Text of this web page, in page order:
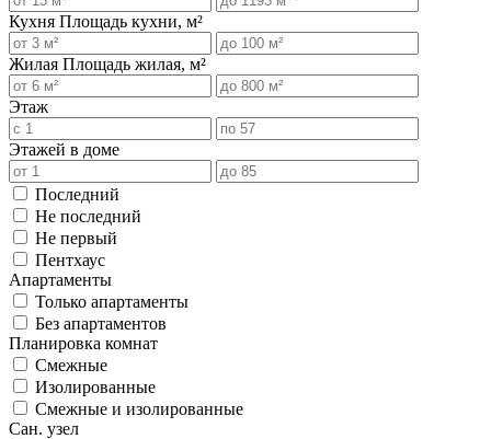
Кухня Площадь кухни, м²
Жилая Площадь жилая, м²
Этаж
Этажей в доме
Последний
Не последний
Не первый
Пентхаус
Апартаменты
Только апартаменты
Без апартаментов
Планировка комнат
Смежные
Изолированные
Смежные и изолированные
Сан. узел